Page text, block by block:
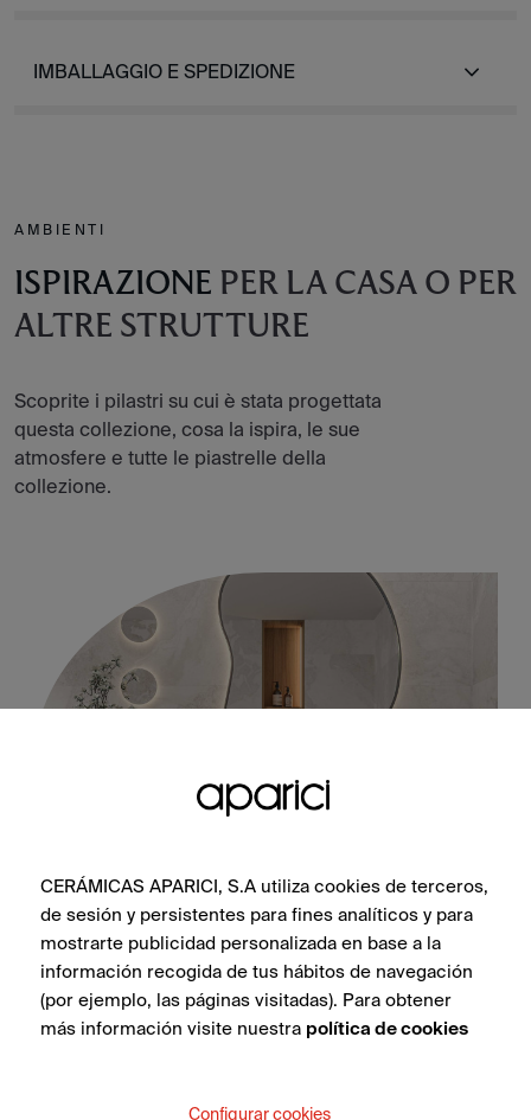
IMBALLAGGIO E SPEDIZIONE
AMBIENTI
ISPIRAZIONE PER LA CASA O PER
ALTRE STRUTTURE
Scoprite i pilastri su cui è stata progettata
questa collezione, cosa la ispira, le sue
atmosfere e tutte le piastrelle della
collezione.
Wonder Ice Plain Natural 50X100
CERÁMICAS APARICI, S.A utiliza cookies de terceros,
de sesión y persistentes para fines analíticos y para
mostrarte publicidad personalizada en base a la
información recogida de tus hábitos de navegación
(por ejemplo, las páginas visitadas). Para obtener
más información visite nuestra política de cookies
Configurar cookies